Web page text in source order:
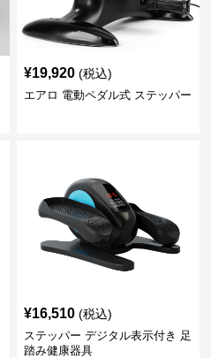
¥19,920 (税込)
エアロ 電動ペダル式 ステッパー
¥16,510 (税込)
ステッパー デジタル表示付き 足
踏み健康器具